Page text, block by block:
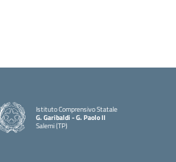
Istituto Comprensivo Statale
G. Garibaldi - G. Paolo II
Salemi (TP)